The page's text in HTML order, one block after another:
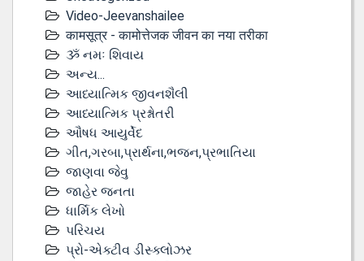
Video-Jeevanshailee
कामसूत्र - कामोत्तेजक जीवन का नया तरीका
ૐ નમઃ શિવાય
અન્ય...
આધ્યાત્મિક જીવનશૈલી
આધ્યાત્મિક પ્રશ્નોતરી
ઔષધ આયુર્વેદ
ગીત,ગરબા,પ્રાર્થના,ભજન,પ્રભાતિયા
જાણવા જેવુ
જાહેર જનતા
ધાર્મિક લેખો
પરિચય
પ્રો-એક્ટીવ ડીસ્‍ક્લોઝર